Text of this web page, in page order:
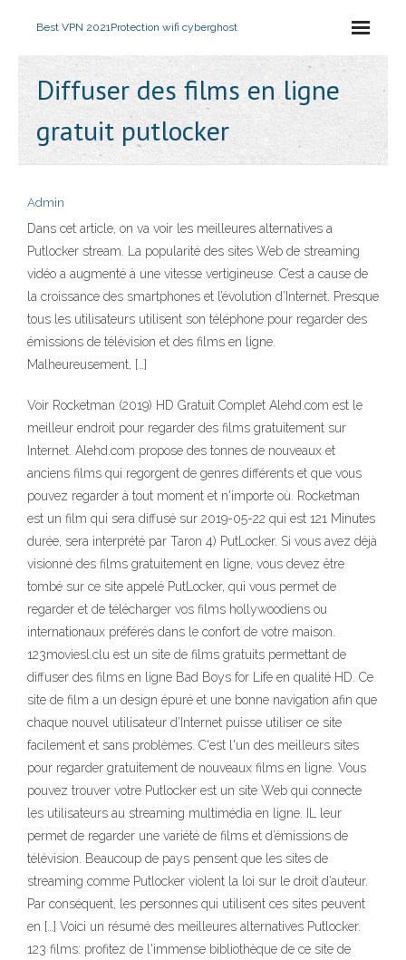
Best VPN 2021Protection wifi cyberghost
Diffuser des films en ligne
gratuit putlocker
Admin
Dans cet article, on va voir les meilleures alternatives a
Putlocker stream. La popularité des sites Web de streaming
vidéo a augmenté à une vitesse vertigineuse. C’est a cause de
la croissance des smartphones et l’évolution d’Internet. Presque
tous les utilisateurs utilisent son téléphone pour regarder des
émissions de télévision et des films en ligne.
Malheureusement, […]
Voir Rocketman (2019) HD Gratuit Complet Alehd.com est le
meilleur endroit pour regarder des films gratuitement sur
Internet. Alehd.com propose des tonnes de nouveaux et
anciens films qui regorgent de genres différents et que vous
pouvez regarder à tout moment et n'importe où. Rocketman
est un film qui sera diffusé sur 2019-05-22 qui est 121 Minutes
durée, sera interprété par Taron 4) PutLocker. Si vous avez déjà
visionné des films gratuitement en ligne, vous devez être
tombé sur ce site appelé PutLocker, qui vous permet de
regarder et de télécharger vos films hollywoodiens ou
internationaux préférés dans le confort de votre maison.
123moviesl.clu est un site de films gratuits permettant de
diffuser des films en ligne Bad Boys for Life en qualité HD. Ce
site de film a un design épuré et une bonne navigation afin que
chaque nouvel utilisateur d’Internet puisse utiliser ce site
facilement et sans problèmes. C'est l'un des meilleurs sites
pour regarder gratuitement de nouveaux films en ligne. Vous
pouvez trouver votre Putlocker est un site Web qui connecte
les utilisateurs au streaming multimédia en ligne. IL leur
permet de regarder une variété de films et d’émissions de
télévision. Beaucoup de pays pensent que les sites de
streaming comme Putlocker violent la loi sur le droit d’auteur.
Par conséquent, les personnes qui utilisent ces sites peuvent
en […] Voici un résumé des meilleures alternatives Putlocker.
123 films: profitez de l'immense bibliothèque de ce site de